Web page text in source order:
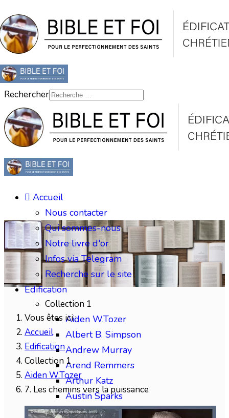
Rechercher
Accueil
Nous contacter
Qui sommes-nous
Notre livre d'or
Infos via Telegram
Recherche sur le site
Edification
Collection 1
Aiden W.Tozer
Albert B. Simpson
Andrew Murray
Arend Remmers
Arthur Katz
Austin Sparks
Benjamin Gabelle
Vous êtes ici :
Accueil
Edification
Collection 1
Aiden W.Tozer
7. Les chemins vers la puissance